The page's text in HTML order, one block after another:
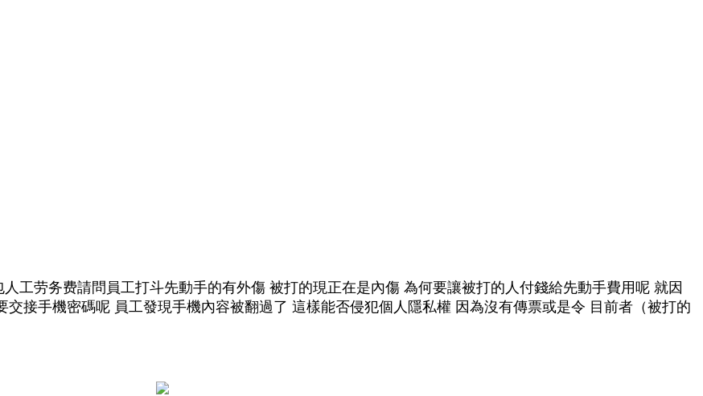
劳务费請問員工打斗先動手的有外傷 被打的現正在是內傷 為何要讓被打的人付錢給先動手費用呢 就因
接手機密碼呢 員工發現手機內容被翻過了 這樣能否侵犯個人隱私權 因為沒有傳票或是令 目前者（被打的